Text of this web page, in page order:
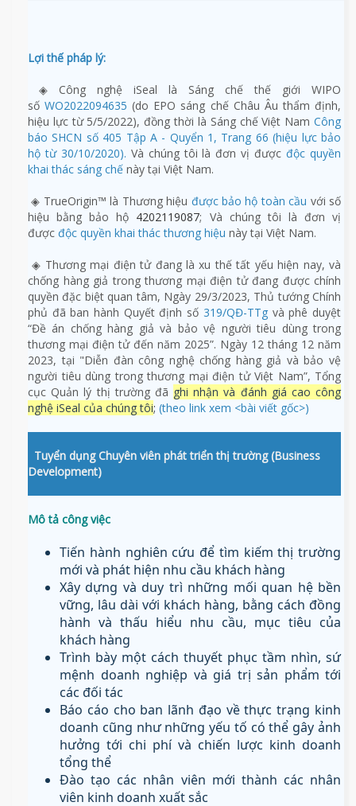
Lợi thế pháp lý:
◈ Công nghệ iSeal là Sáng chế thế giới WIPO
sốWO2022094635(do EPO sáng chế Châu Âu thẩm định,
hiệu lực từ 5/5/2022), đồng thời là Sáng chế Việt Nam Công
báo SHCN số 405 Tập A - Quyển 1, Trang 66 (hiệu lực bảo
hộ từ 30/10/2020). Và chúng tôi là đơn vị đượcđộc quyền
khai thác sáng chế này tại Việt Nam.
◈ TrueOrigin™ là Thương hiệu được bảo hộ toàn cầu với số
hiệu bằng bảo hộ 4202119087; Và chúng tôi là đơn vị
được độc quyền khai thác thương hiệu này tại Việt Nam.
◈ Thương mại điện tử đang là xu thế tất yếu hiện nay, và
chống hàng giả trong thương mại điện tử đang được chính
quyền đặc biệt quan tâm, Ngày 29/3/2023, Thủ tướng Chính
phủ đã ban hành Quyết định số 319/QĐ-TTg và phê duyệt
“Đề án chống hàng giả và bảo vệ người tiêu dùng trong
thương mại điện tử đến năm 2025”. Ngày 12 tháng 12 năm
2023, tại "Diễn đàn công nghệ chống hàng giả và bảo vệ
người tiêu dùng trong thương mại điện tử Việt Nam”, Tổng
cục Quản lý thị trường đã ghi nhận và đánh giá cao công
nghệ iSeal của chúng tôi; (theo link xem <bài viết gốc>)
Tuyển dụng Chuyên viên phát triển thị trường (Business
Development)
Mô tả công việc
Tiến hành nghiên cứu để tìm kiếm thị trường
mới và phát hiện nhu cầu khách hàng
Xây dựng và duy trì những mối quan hệ bền
vững, lâu dài với khách hàng, bằng cách đồng
hành và thấu hiểu nhu cầu, mục tiêu của
khách hàng
Trình bày một cách thuyết phục tầm nhìn, sứ
mệnh doanh nghiệp và giá trị sản phẩm tới
các đối tác
Báo cáo cho ban lãnh đạo về thực trạng kinh
doanh cũng như những yếu tố có thể gây ảnh
hưởng tới chi phí và chiến lược kinh doanh
tổng thể
Đào tạo các nhân viên mới thành các nhân
viên kinh doanh xuất sắc